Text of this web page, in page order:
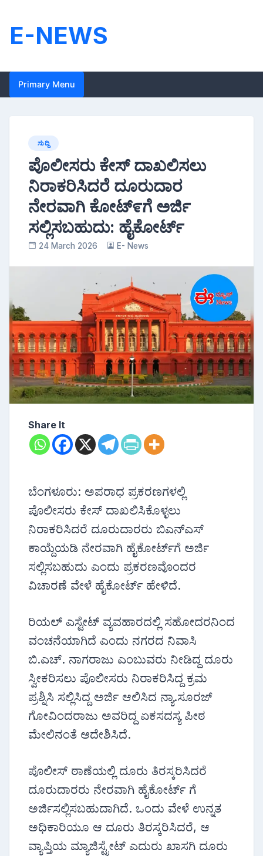
content
E-NEWS
Primary Menu
ಸುದ್ದಿ
ಪೊಲೀಸರು ಕೇಸ್ ದಾಖಲಿಸಲು
ನಿರಾಕರಿಸಿದರೆ ದೂರುದಾರ
ನೇರವಾಗಿ ಕೋಟ್೯ಗೆ ಅರ್ಜಿ
ಸಲ್ಲಿಸಬಹುದು: ಹೈಕೋರ್ಟ್
24 March 2026 E- News
Share It
ಬೆಂಗಳೂರು: ಅಪರಾಧ ಪ್ರಕರಣಗಳಲ್ಲಿ
ಪೊಲೀಸರು ಕೇಸ್ ದಾಖಲಿಸಿಕೊಳ್ಳಲು
ನಿರಾಕರಿಸಿದರೆ ದೂರುದಾರರು ಬಿಎನ್ಎಸ್
ಕಾಯ್ದೆಯಡಿ ನೇರವಾಗಿ ಹೈಕೋರ್ಟ್‌ಗೆ ಅರ್ಜಿ
ಸಲ್ಲಿಸಬಹುದು ಎಂದು ಪ್ರಕರಣವೊಂದರ
ವಿಚಾರಣೆ ವೇಳೆ ಹೈಕೋರ್ಟ್ ಹೇಳಿದೆ.
ರಿಯಲ್ ಎಸ್ಟೇಟ್‌ ವ್ಯವಹಾರದಲ್ಲಿ ಸಹೋದರನಿಂದ
ವಂಚನೆಯಾಗಿದೆ ಎಂದು ನಗರದ ನಿವಾಸಿ
ಬಿ.ಎಚ್. ನಾಗರಾಜು ಎಂಬುವರು ನೀಡಿದ್ದ ದೂರು
ಸ್ವೀಕರಿಸಲು ಪೊಲೀಸರು ನಿರಾಕರಿಸಿದ್ದ ಕ್ರಮ
ಪ್ರಶ್ನಿಸಿ ಸಲ್ಲಿಸಿದ್ದ ಅರ್ಜಿ ಆಲಿಸಿದ ನ್ಯಾ.ಸೂರಜ್
ಗೋವಿಂದರಾಜು ಅವರಿದ್ದ ಏಕಸದಸ್ಯ ಪೀಠ
ಮೇಲಿನಂತೆ ಆದೇಶಿಸಿದೆ.
ಪೊಲೀಸ್ ಠಾಣೆಯಲ್ಲಿ ದೂರು ತಿರಸ್ಕರಿಸಿದರೆ
ದೂರುದಾರರು ನೇರವಾಗಿ ಹೈಕೋರ್ಟ್ ಗೆ
ಅರ್ಜಿಸಲ್ಲಿಸಬಹುದಾಗಿದೆ. ಒಂದು ವೇಳೆ ಉನ್ನತ
ಅಧಿಕಾರಿಯೂ ಆ ದೂರು ತಿರಸ್ಕರಿಸಿದರೆ, ಆ
ವ್ಯಾಪ್ತಿಯ ಮ್ಯಾಜಿಸ್ಟ್ರೇಟ್ ಎದುರು ಖಾಸಗಿ ದೂರು